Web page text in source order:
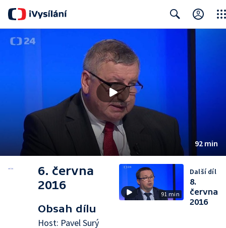
92 min
6. června
2016
Obsah dílu
Host: Pavel Surý
91 min
Další díl
8.
června
2016